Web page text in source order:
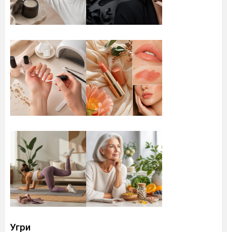
Угри